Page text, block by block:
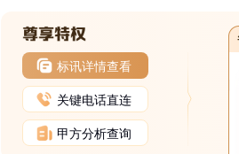
标讯详情查看
关键电话直连
甲方分析查询